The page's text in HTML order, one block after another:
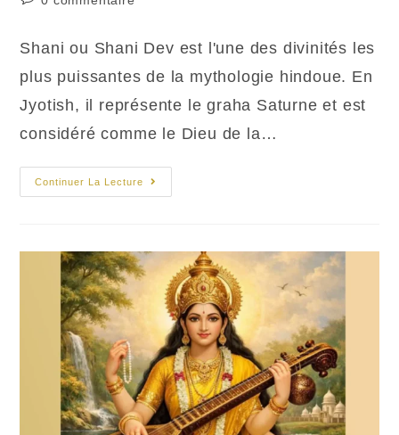
publication :
publication :
Shani ou Shani Dev est l'une des divinités les
plus puissantes de la mythologie hindoue. En
Jyotish, il représente le graha Saturne et est
considéré comme le Dieu de la…
Continuer La Lecture
Shani
: